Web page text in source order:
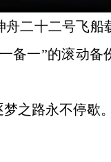
舟二十二号飞
备一”的滚动
之路永不停歇